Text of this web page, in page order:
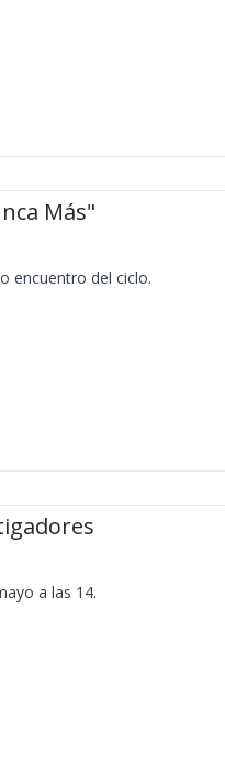
Más"
encuentro del ciclo.
a las 14.